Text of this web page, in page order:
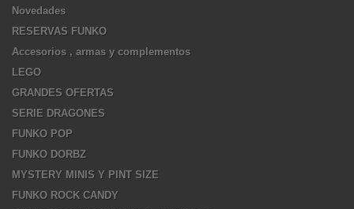
Novedades
RESERVAS FUNKO
Accesorios , armas y complementos
LEGO
GRANDES OFERTAS
SERIE DRAGONES
FUNKO POP
FUNKO DORBZ
MYSTERY MINIS Y PINT SIZE
FUNKO ROCK CANDY